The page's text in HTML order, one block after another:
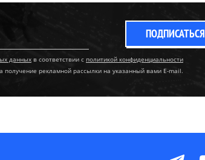
ПОДПИСАТЬСЯ
данных в соответствии с политикой конфиденциальности
получение рекламной рассылки на указанный вами E-mail.